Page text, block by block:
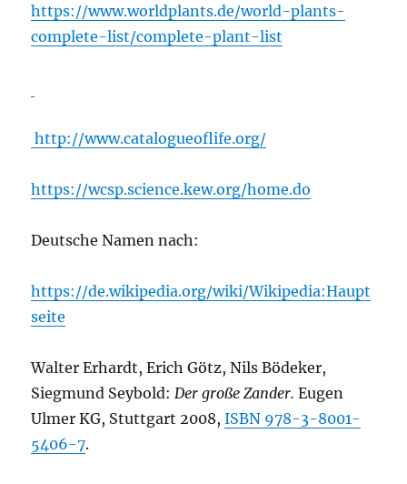
https://www.worldplants.de/world-plants-
complete-list/complete-plant-list
http://www.catalogueoflife.org/
https://wcsp.science.kew.org/home.do
Deutsche Namen nach:
https://de.wikipedia.org/wiki/Wikipedia:Haupt
seite
Walter Erhardt, Erich Götz, Nils Bödeker,
Siegmund Seybold: Der große Zander. Eugen
Ulmer KG, Stuttgart 2008,ISBN 978-3-8001-
5406-7.